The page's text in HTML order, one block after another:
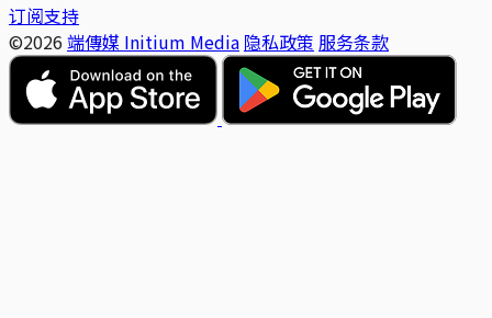
订阅支持
©2026 端傳媒 Initium Media 隐私政策 服务条款